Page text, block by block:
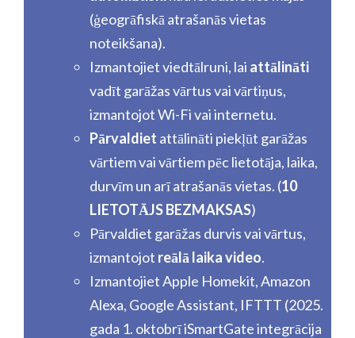
(ģeogrāfiskā atrašanās vietas
noteikšana).
Izmantojiet viedtālruni, lai attālināti
vadīt garāžas vārtus vai vārtiņus,
izmantojot Wi-Fi vai internetu.
Pārvaldiet attālināti piekļūt garāžas
vārtiem vai vārtiem pēc lietotāja, laika,
durvīm un arī atrašanās vietas. (10
LIETOTĀJS BEZMAKSAS)
Pārvaldiet garāžas durvis vai vārtus,
izmantojot reālā laika video.
Izmantojiet Apple Homekit, Amazon
Alexa, Google Assistant, IFTTT (2025.
gada 1. oktobrī iSmartGate integrācija